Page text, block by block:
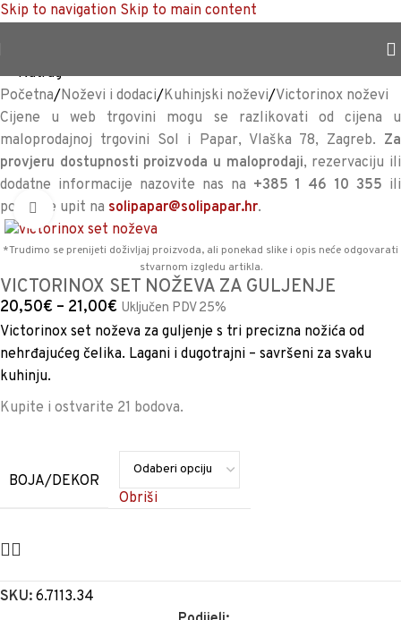
Skip to navigation Skip to main content
<<Natrag
Početna/Noževi i dodaci/Kuhinjski noževi/Victorinox noževi
Cijene u web trgovini mogu se razlikovati od cijena u
maloprodajnoj trgovini Sol i Papar, Vlaška 78, Zagreb. Za
provjeru dostupnosti proizvoda u maloprodaji, rezervaciju ili
dodatne informacije nazovite nas na +385 1 46 10 355 ili
pošaljite upit na solipapar@solipapar.hr.
Povećaj sliku
*Trudimo se prenijeti doživljaj proizvoda, ali ponekad slike i opis neće odgovarati
stvarnom izgledu artikla.
VICTORINOX SET NOŽEVA ZA GULJENJE
20,50€ – 21,00€ Uključen PDV 25%
Victorinox set noževa za guljenje s tri precizna nožića od
nehrđajućeg čelika. Lagani i dugotrajni – savršeni za svaku
kuhinju.
Kupite i ostvarite 21 bodova.
BOJA/DEKOR
Obriši
SKU: 6.7113.34